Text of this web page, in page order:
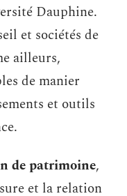
Dauphine.
et sociétés de
ailleurs,
de manier
et outils
de patrimoine,
et la relation